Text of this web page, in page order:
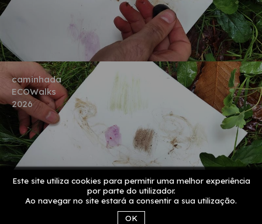
Este site utiliza cookies para permitir uma melhor experiência
por parte do utilizador.
Ao navegar no site estará a consentir a sua utilização.
OK
caminhada
ECOWalks
2026